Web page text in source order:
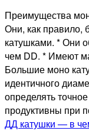
Преимущества
Они, как правило,
катушками. * Они
чем DD. * Имеют
Большие моно
идентичного
определять
продуктивны при
ДД катушки — в